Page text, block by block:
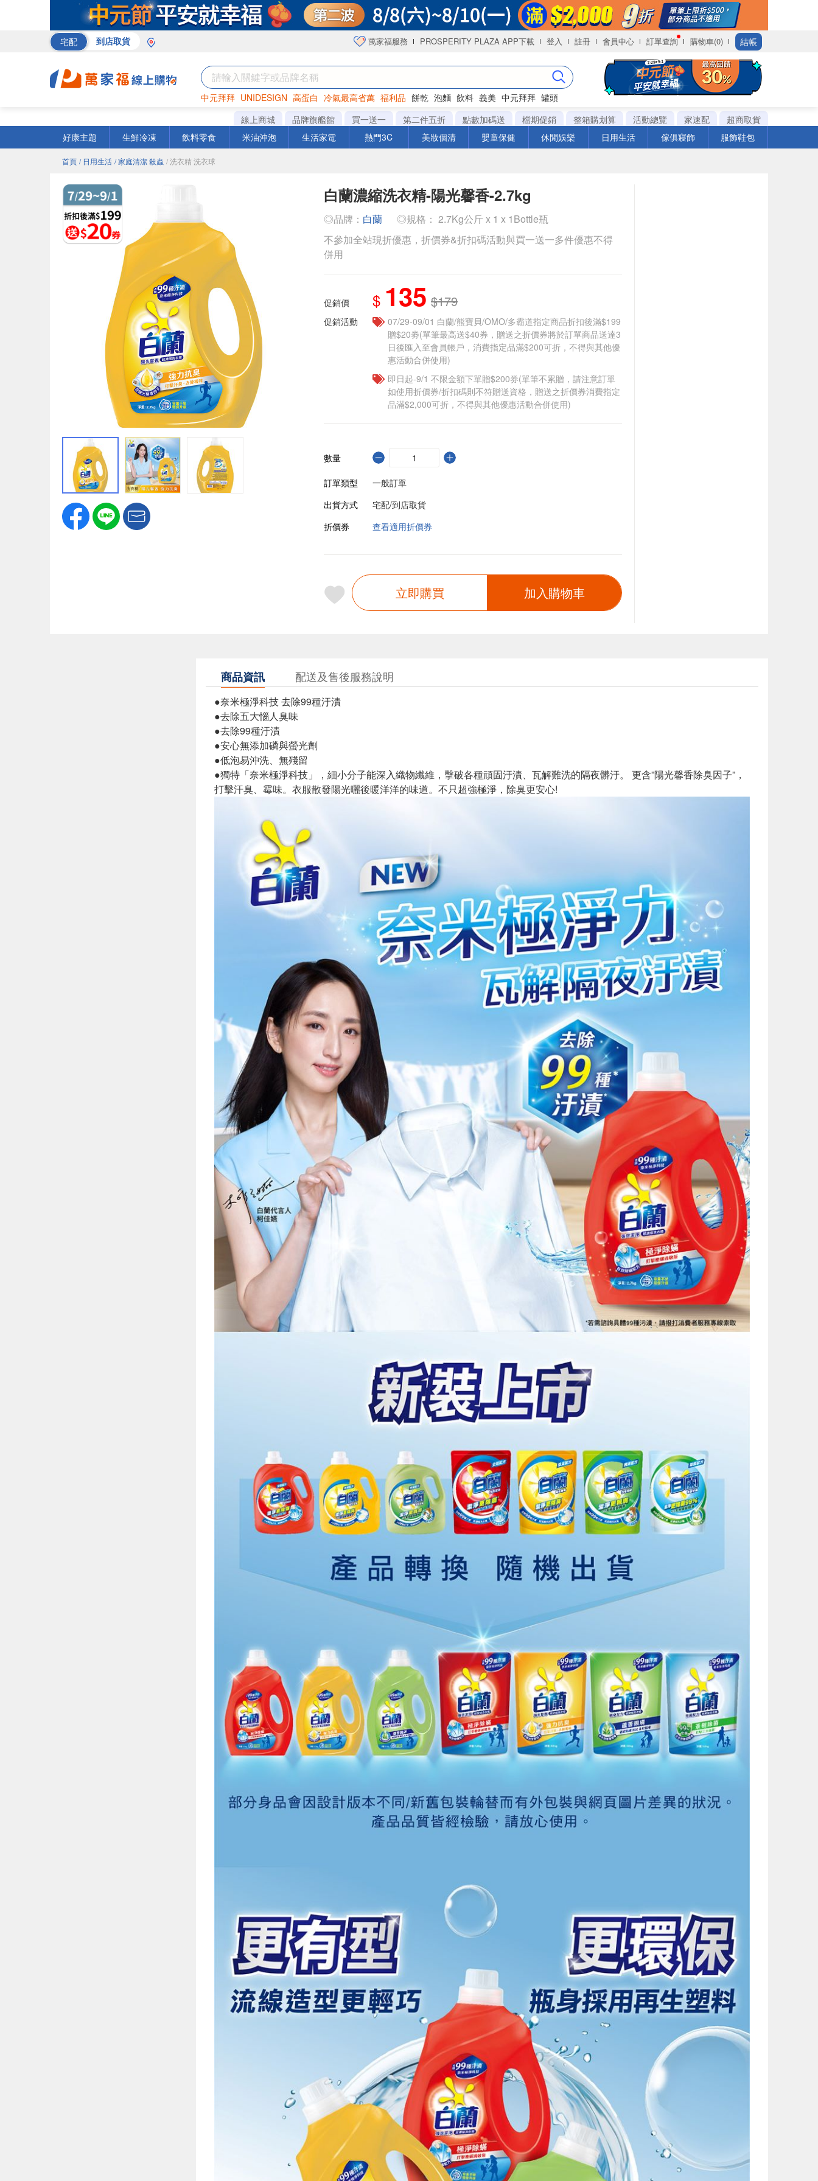
宅配 到店取貨 萬家福服務 PROSPERITY PLAZA APP下載 登入 註冊 會員中心 訂單查詢 購物車(0) 結帳
中元拜拜 UNIDESIGN 高蛋白 冷氣最高省萬 福利品 餅乾 泡麵 飲料 義美 中元拜拜 罐頭
巧克力 衛生紙 咖啡
線上商城 品牌旗艦館 買一送一 第二件五折 點數加碼送 檔期促銷 整箱購划算 活動總覽 家速配
超商取貨
好康主題
生鮮冷凍 飲料零食 米油沖泡 生活家電 熱門3C 美妝個清 嬰童保健 休閒娛樂 日用生活 傢俱寢飾 服飾鞋包
首頁 / 日用生活 / 家庭清潔 殺蟲 / 洗衣精 洗衣球
白蘭濃縮洗衣精-陽光馨香-2.7kg
◎品牌： 白蘭
◎規格： 2.7Kg公斤 x 1 x 1Bottle瓶
不參加全站現折優惠，折價券&折扣碼活動與買一送一多件優惠不得
併用
促銷價 $ 135 $179
促銷活動
07/29-09/01 白蘭/熊寶貝/OMO/多霸道指定商品折扣後滿$199
贈$20劵(單筆最高送$40券，贈送之折價券將於訂單商品送達3
日後匯入至會員帳戶，消費指定品滿$200可折，不得與其他優
惠活動合併使用)
即日起-9/1 不限金額下單贈$200券(單筆不累贈，請注意訂單
如使用折價券/折扣碼則不符贈送資格，贈送之折價券消費指定
品滿$2,000可折，不得與其他優惠活動合併使用)
數量
訂單類型
一般訂單
出貨方式
宅配/到店取貨
折價券
查看適用折價券
立即購買 加入購物車
商品資訊 配送及售後服務說明
●奈米極淨科技 去除99種汙漬
●去除五大惱人臭味
●去除99種汙漬
●安心無添加磷與螢光劑
●低泡易沖洗、無殘留
●獨特「奈米極淨科技」，細小分子能深入織物纖維，擊破各種頑固汙漬、瓦解難洗的隔夜髒汙。 更含”陽光馨香除臭因子”，
打擊汗臭、霉味。衣服散發陽光曬後暖洋洋的味道。不只超強極淨，除臭更安心!